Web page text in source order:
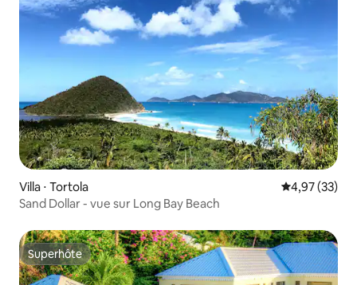
Villa ⋅ Tortola Évaluation
4,97 (33)
Sand Dollar - vue sur Long Bay Beach
Superhôte
Superhôte